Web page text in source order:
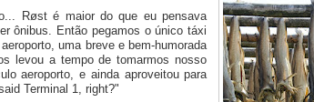
Røst é maior do que eu pensava
ônibus. Então pegamos o único táxi
uma breve e bem-humorada
levou a tempo de tomarmos nosso
aeroporto, e ainda aproveitou para
Terminal 1, right?"